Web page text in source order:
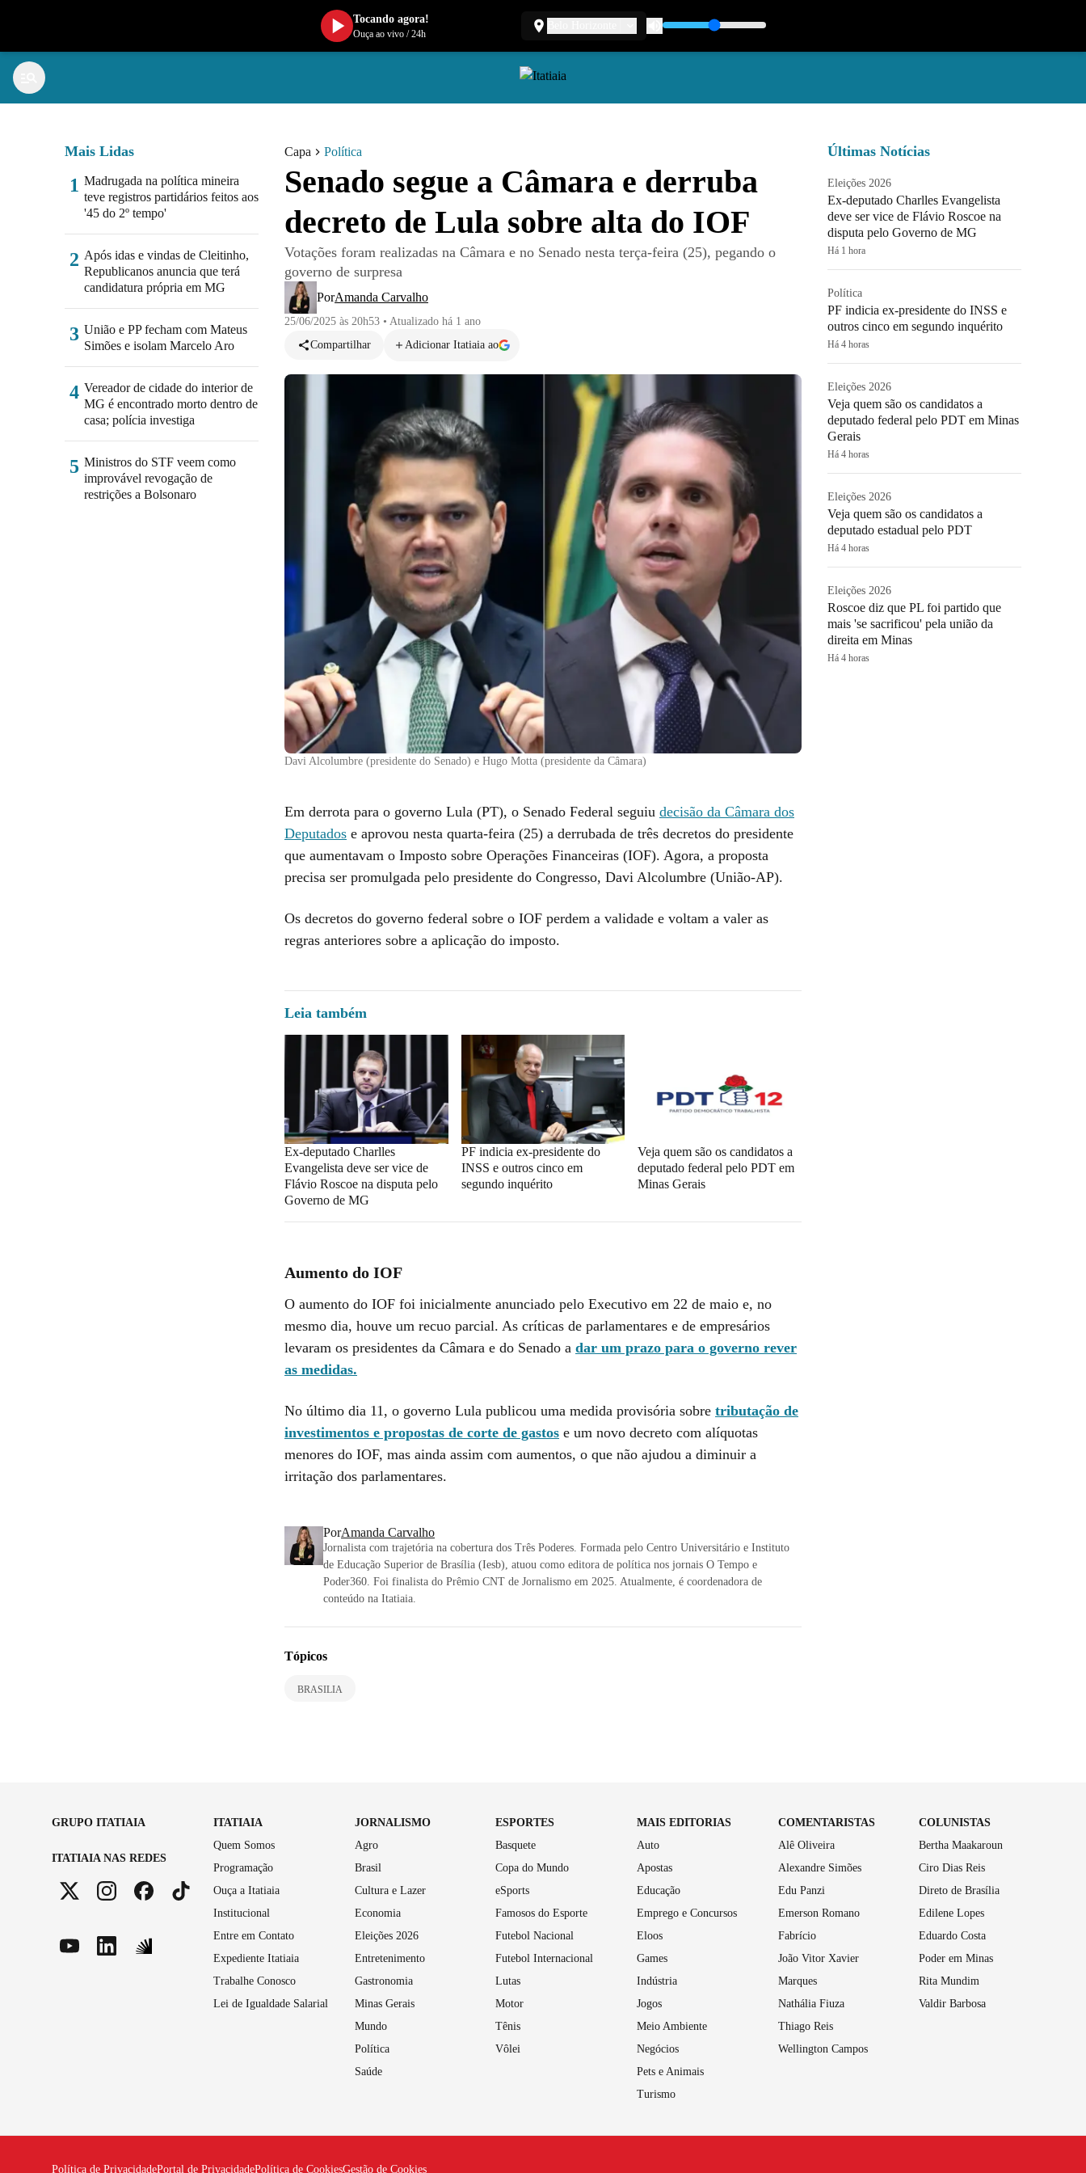
Capa Política
Senado segue a Câmara e derruba
decreto de Lula sobre alta do IOF
Votações foram realizadas na Câmara e no Senado nesta terça-feira (25), pegando o
governo de surpresa
PorAmanda Carvalho
25/06/2025 às 20h53 • Atualizado há 1 ano
Compartilhar
Adicionar Itatiaia ao
Davi Alcolumbre (presidente do Senado) e Hugo Motta (presidente da Câmara)
Em derrota para o governo Lula (PT), o Senado Federal seguiu decisão da Câmara dos
Deputados e aprovou nesta quarta-feira (25) a derrubada de três decretos do presidente
que aumentavam o Imposto sobre Operações Financeiras (IOF). Agora, a proposta
precisa ser promulgada pelo presidente do Congresso, Davi Alcolumbre (União-AP).
Os decretos do governo federal sobre o IOF perdem a validade e voltam a valer as
regras anteriores sobre a aplicação do imposto.
Leia também
Ex-deputado Charlles
Evangelista deve ser vice de
Flávio Roscoe na disputa pelo
Governo de MG
PF indicia ex-presidente do
INSS e outros cinco em
segundo inquérito
Veja quem são os candidatos a
deputado federal pelo PDT em
Minas Gerais
Aumento do IOF
O aumento do IOF foi inicialmente anunciado pelo Executivo em 22 de maio e, no
mesmo dia, houve um recuo parcial. As críticas de parlamentares e de empresários
levaram os presidentes da Câmara e do Senado a dar um prazo para o governo rever
as medidas.
No último dia 11, o governo Lula publicou uma medida provisória sobre tributação de
investimentos e propostas de corte de gastos e um novo decreto com alíquotas
menores do IOF, mas ainda assim com aumentos, o que não ajudou a diminuir a
irritação dos parlamentares.
PorAmanda Carvalho
Jornalista com trajetória na cobertura dos Três Poderes. Formada pelo Centro Universitário e Instituto
de Educação Superior de Brasília (Iesb), atuou como editora de política nos jornais O Tempo e
Poder360. Foi finalista do Prêmio CNT de Jornalismo em 2025. Atualmente, é coordenadora de
conteúdo na Itatiaia.
Tópicos
BRASILIA
Mais Lidas
1 Madrugada na política mineira
teve registros partidários feitos aos
'45 do 2º tempo'
2 Após idas e vindas de Cleitinho,
Republicanos anuncia que terá
candidatura própria em MG
3 União e PP fecham com Mateus
Simões e isolam Marcelo Aro
4 Vereador de cidade do interior de
MG é encontrado morto dentro de
casa; polícia investiga
5 Ministros do STF veem como
improvável revogação de
restrições a Bolsonaro
Últimas Notícias
Eleições 2026
Ex-deputado Charlles Evangelista
deve ser vice de Flávio Roscoe na
disputa pelo Governo de MG
Há 1 hora
Política
PF indicia ex-presidente do INSS e
outros cinco em segundo inquérito
Há 4 horas
Eleições 2026
Veja quem são os candidatos a
deputado federal pelo PDT em Minas
Gerais
Há 4 horas
Eleições 2026
Veja quem são os candidatos a
deputado estadual pelo PDT
Há 4 horas
Eleições 2026
Roscoe diz que PL foi partido que
mais 'se sacrificou' pela união da
direita em Minas
Há 4 horas
GRUPO ITATIAIA
ITATIAIA NAS REDES
ITATIAIA
Quem Somos
Programação
Ouça a Itatiaia
Institucional
Entre em Contato
Expediente Itatiaia
Trabalhe Conosco
Lei de Igualdade Salarial
JORNALISMO
Agro
Brasil
Cultura e Lazer
Economia
Eleições 2026
Entretenimento
Gastronomia
Minas Gerais
Mundo
Política
Saúde
ESPORTES
Basquete
Copa do Mundo
eSports
Famosos do Esporte
Futebol Nacional
Futebol Internacional
Lutas
Motor
Tênis
Vôlei
MAIS EDITORIAS
Auto
Apostas
Educação
Emprego e Concursos
Eloos
Games
Indústria
Jogos
Meio Ambiente
Negócios
Pets e Animais
Turismo
COMENTARISTAS
Alê Oliveira
Alexandre Simões
Edu Panzi
Emerson Romano
Fabrício
João Vitor Xavier
Marques
Nathália Fiuza
Thiago Reis
Wellington Campos
COLUNISTAS
Bertha Maakaroun
Ciro Dias Reis
Direto de Brasília
Edilene Lopes
Eduardo Costa
Poder em Minas
Rita Mundim
Valdir Barbosa
Política de PrivacidadePortal de PrivacidadePolítica de CookiesGestão de Cookies
Tocando agora!
Ouça ao vivo/24h